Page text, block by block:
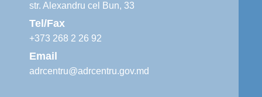
str. Alexandru cel Bun, 33
Tel/Fax
+373 268 2 26 92
Email
adrcentru@adrcentru.gov.md